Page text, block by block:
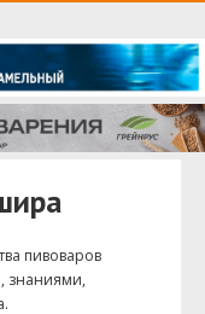
пивоваров
знаниями,